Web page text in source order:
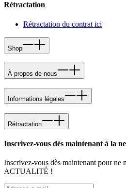
Rétractation
Rétractation du contrat ici
Shop
À propos de nous
Informations légales
Rétractation
Inscrivez-vous dès maintenant à la
Inscrivez-vous dès maintenant pour ne
ACTUALITÉ !